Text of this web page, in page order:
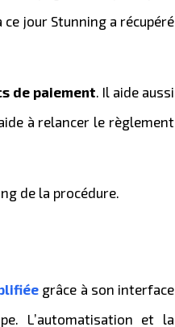
jour Stunning a récupéré
de paiement . Il aide aussi
à relancer le règlement
de la procédure.
grâce à son interface
L’automatisation et la